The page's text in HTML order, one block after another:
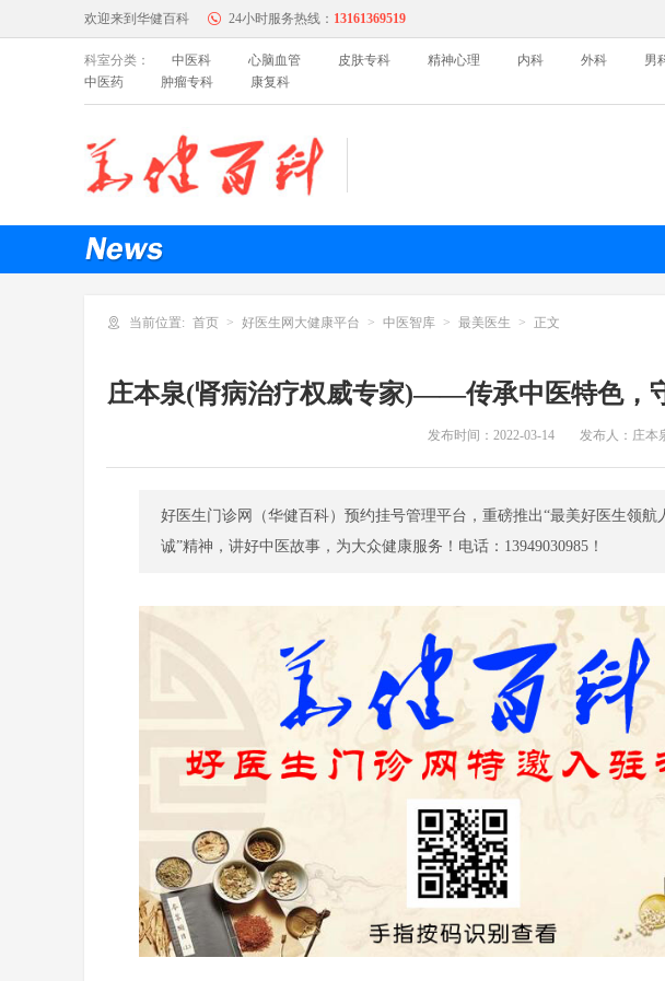
中医科
特色门诊 名医百科 特色门诊 名医百科
内科 外科
五官科
保健养生 骨科
中医药
特色门诊 名医百科
肝病专科
欢迎来到华健百科 24小时服务热线： 13161369519
科室分类： 中医科 心脑血管 皮肤专科 精神心理 内科 外科 男
中医药
肿瘤专科 康复科
当前位置: 首页 好医生网大健康平台 中医智库 最美医生 正文
庄本泉(肾病治疗权威专家)——传承中医特色
发布时间： 2022-03-14 发布人：庄本
好医生门诊网（华健百科）预约挂号管理平台，重磅推出“最美好医生领航
诚”精神，讲好中医故事，为大众健康服务！电话：13949030985！